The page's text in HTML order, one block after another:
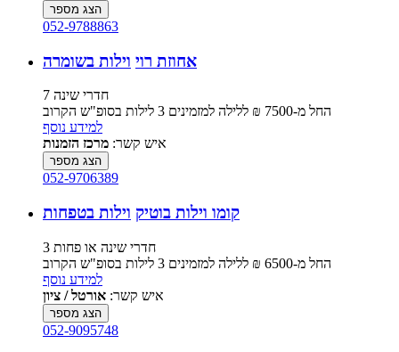
הצג מספר
052-9788863
אחוזת רוי וילות בשומרה
7 חדרי שינה
החל מ-‏7500 ₪ ללילה למזמינים 3 לילות בסופ"ש הקרוב
למידע נוסף
איש קשר: מרכז הזמנות
הצג מספר
052-9706389
קומו וילות בוטיק וילות בטפחות
3 חדרי שינה או פחות
החל מ-‏6500 ₪ ללילה למזמינים 3 לילות בסופ"ש הקרוב
למידע נוסף
איש קשר: אורטל / ציון
הצג מספר
052-9095748